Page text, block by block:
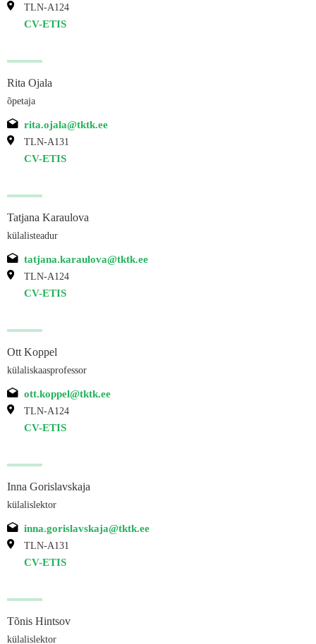
TLN-A124
CV-ETIS
Rita Ojala
õpetaja
rita.ojala@tktk.ee
TLN-A131
CV-ETIS
Tatjana Karaulova
külalisteadur
tatjana.karaulova@tktk.ee
TLN-A124
CV-ETIS
Ott Koppel
külaliskaasprofessor
ott.koppel@tktk.ee
TLN-A124
CV-ETIS
Inna Gorislavskaja
külalislektor
inna.gorislavskaja@tktk.ee
TLN-A131
CV-ETIS
Tõnis Hintsov
külalislektor